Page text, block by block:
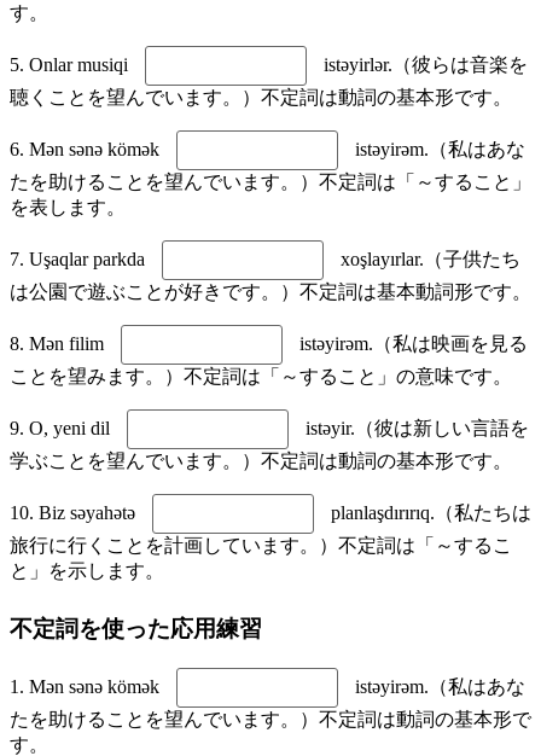
す。
5. Onlar musiqi
istəyirlər.（彼らは音楽を
聴くことを望んでいます。）不定詞は動詞の基本形です。
6. Mən sənə kömək
istəyirəm.（私はあな
たを助けることを望んでいます。）不定詞は「～すること」
を表します。
7. Uşaqlar parkda
xoşlayırlar.（子供たち
は公園で遊ぶことが好きです。）不定詞は基本動詞形です。
8. Mən filim
istəyirəm.（私は映画を見る
ことを望みます。）不定詞は「～すること」の意味です。
9. O, yeni dil
istəyir.（彼は新しい言語を
学ぶことを望んでいます。）不定詞は動詞の基本形です。
10. Biz səyahətə
planlaşdırırıq.（私たちは
旅行に行くことを計画しています。）不定詞は「～するこ
と」を示します。
不定詞を使った応用練習
1. Mən sənə kömək
istəyirəm.（私はあな
たを助けることを望んでいます。）不定詞は動詞の基本形で
す。